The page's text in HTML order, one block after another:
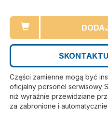
Części zamienne mogą być
oficjalny personel serwisowy
niż wyraźnie przewidziane
za zabronione i